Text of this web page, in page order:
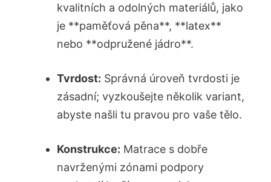
kvalitních ⁣a odolných materiálů, jako
je **paměťová pěna**,⁤ **latex**
nebo ​**odpružené jádro**.
Tvrdost: Správná úroveň tvrdosti ‍je
‌zásadní; vyzkoušejte ‍několik variant,
abyste našli tu​ pravou pro vaše tělo.
Konstrukce: Matrace s dobře
navrženými zónami podpory